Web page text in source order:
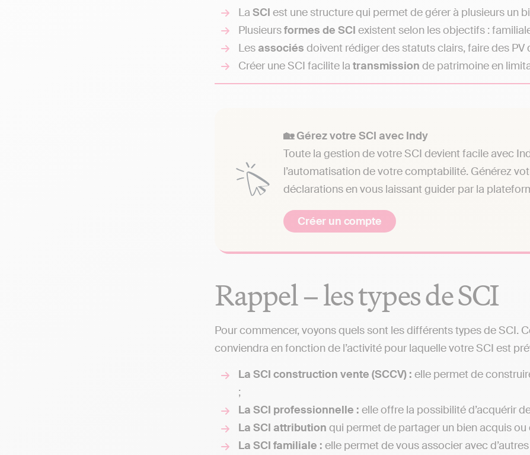
La SCI est une structure qui permet de gérer à plusieurs un
Plusieursformes de SCI existent selon les objectifs :
Les associés doivent rédiger des statuts clairs, faire des PV
Créer une SCI facilite la transmission de patrimoine en
🏡 Gérez votre SCI avec Indy
Toute la gestion de votre SCI devient facile avec
l’automatisation de votre comptabilité. Générez
déclarations en vous laissant guider par la
Créer un compte
Rappel – les types de SCI
Pour commencer, voyons quels sont les différents types de SCI.
conviendra en fonction de l’activité pour laquelle votre SCI est
La SCI construction vente (SCCV) : elle permet de
;
La SCI professionnelle : elle offre la possibilité d’acquérir
La SCI attribution qui permet de partager un bien acquis ou
La SCI familiale : elle permet de vous associer avec